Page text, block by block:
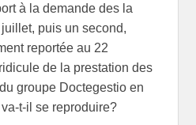
à la demande des la
puis un second,
reportée au 22
de la prestation des
groupe Doctegestio en
t-il se reproduire?